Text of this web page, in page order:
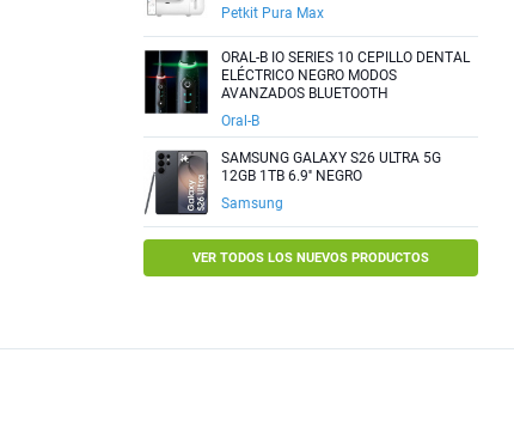
Petkit Pura Max
ORAL-B IO SERIES 10 CEPILLO DENTAL
ELÉCTRICO NEGRO MODOS
AVANZADOS BLUETOOTH
Oral-B
SAMSUNG GALAXY S26 ULTRA 5G
12GB 1TB 6.9'' NEGRO
Samsung
VER TODOS LOS NUEVOS PRODUCTOS